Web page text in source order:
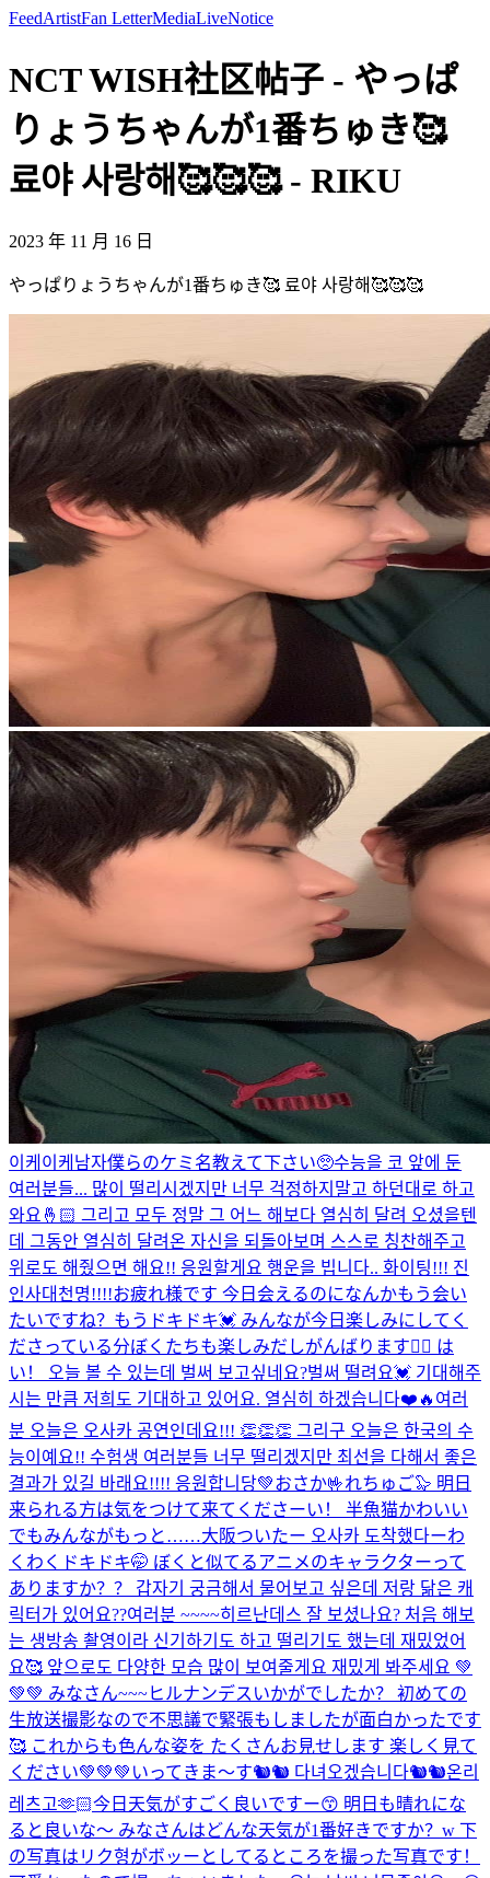
FeedArtistFan LetterMediaLiveNotice
NCT WISH社区帖子 - やっぱ
りょうちゃんが1番ちゅき🥰
료야 사랑해🥰🥰🥰 - RIKU
2023 年 11 月 16 日
やっぱりょうちゃんが1番ちゅき🥰 료야 사랑해🥰🥰🥰
이케이케남자僕らのケミ名教えて下さい🥺수능을 코 앞에 둔
여러분들... 많이 떨리시겠지만 너무 걱정하지말고 하던대로 하고
와요🤞🏻 그리고 모두 정말 그 어느 해보다 열심히 달려 오셨을텐
데 그동안 열심히 달려온 자신을 되돌아보며 스스로 칭찬해주고
위로도 해줬으면 해요!! 응원할게요 행운을 빕니다.. 화이팅!!! 진
인사대천명!!!!お疲れ様です 今日会えるのになんかもう会い
たいですね？もうドキドキ💓 みんなが今日楽しみにしてく
ださっている分ぼくたちも楽しみだしがんばります❤️‍🔥 は
い！ 오늘 볼 수 있는데 벌써 보고싶네요?벌써 떨려요💓 기대해주
시는 만큼 저희도 기대하고 있어요. 열심히 하겠습니다❤️🔥 여러
분 오늘은 오사카 공연인데요!!! 👏👏👏 그리구 오늘은 한국의 수
능이예요!! 수험생 여러분들 너무 떨리겠지만 최선을 다해서 좋은
결과가 있길 바래요!!!! 응원합니당💚おさか🤟れちゅご🦭 明日
来られる方は気をつけて来てくださーい！ 半魚猫かわいい
でもみんながもっと……大阪ついたー 오사카 도착했다ーわ
くわくドキドキ🤭 ぼくと似てるアニメのキャラクターって
ありますか？？ 갑자기 궁금해서 물어보고 싶은데 저랑 닮은 캐
릭터가 있어요??여러분 ~~~~히르난데스 잘 보셨나요? 처음 해보
는 생방송 촬영이라 신기하기도 하고 떨리기도 했는데 재밌었어
요🥰 앞으로도 다양한 모습 많이 보여줄게요 재밌게 봐주세요 💚
💚💚 みなさん~~~ヒルナンデスいかがでしたか？ 初めての
生放送撮影なので不思議で緊張もしましたが面白かったです
🥰 これからも色んな姿を たくさんお見せします 楽しく見て
ください💚💚💚 いってきま〜す🐿🐿 다녀오겠습니다🐿🐿온리
레츠고🫶🏻今日天気がすごく良いですー😙 明日も晴れにな
ると良いな〜 みなさんはどんな天気が1番好きですか？w 下
の写真はリク형がボッーとしてるところを撮った写真です！